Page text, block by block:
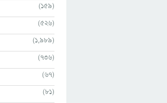
(159)
(526)
(1,989)
(736)
(67)
(81)